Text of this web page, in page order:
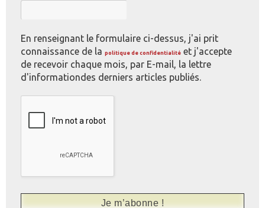
En renseignant le formulaire ci-dessus, j'ai prit
connaissance de la politique de confidentialité et j'accepte
de recevoir chaque mois, par E-mail, la lettre
d'informationdes derniers articles publiés.